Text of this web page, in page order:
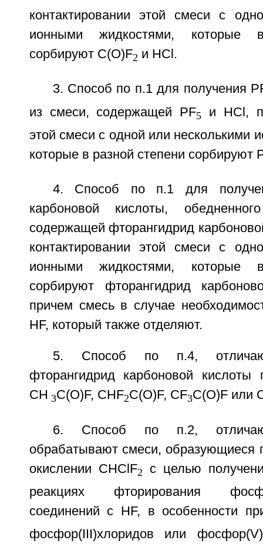
контактировании этой смеси с
ионными жидкостями, которые
сорбируют C(O)F2 и HCl.
3. Способ по п.1 для получения
из смеси, содержащей PF5
и HCl,
этой смеси с одной или несколькими
которые в разной степени сорбируют
4. Способ по п.1 для
карбоновой кислоты,
содержащей фторангидрид
контактировании этой смеси с
ионными жидкостями, которые
сорбируют фторангидрид
причем смесь в случае
HF, который также отделяют.
5. Способ по п.4,
фторангидрид карбоновой кислоты
CH 3C(O)F, CHF2C(O)F, CF3C(O)F или
6. Способ по п.2,
обрабатывают смеси, образующиеся
окислении CHClF2
с целью
реакциях фторирования
соединений с НF, в особенности
фосфор(III)хлоридов или